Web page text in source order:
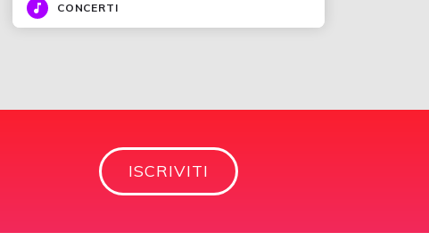
CONCERTI
ISCRIVITI